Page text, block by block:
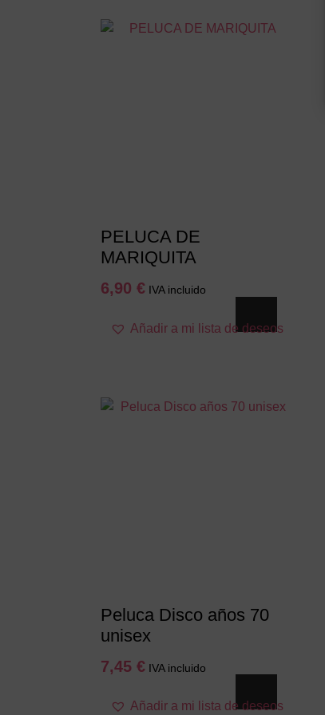
PELUCA DE
MARIQUITA
6,90 € IVA incluido
Añadir a mi lista de deseos
Peluca Disco años 70
unisex
7,45 € IVA incluido
Añadir a mi lista de deseos